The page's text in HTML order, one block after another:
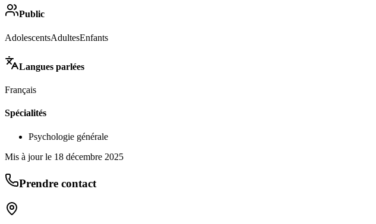
Public
AdolescentsAdultesEnfants
Langues parlées
Français
Spécialités
Psychologie générale
Mis à jour le 18 décembre 2025
Prendre contact